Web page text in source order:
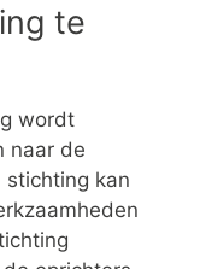
te
wordt
naar de
stichting kan